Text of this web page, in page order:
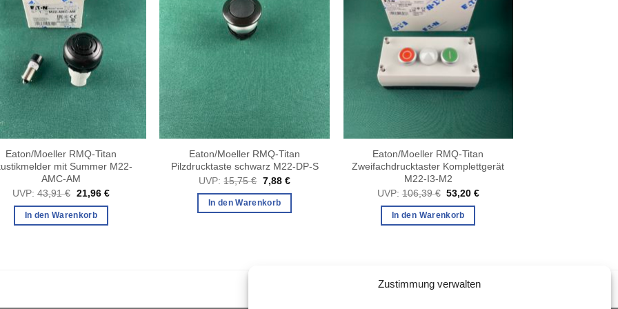
Zustimmung verwalten
Eaton/Moeller RMQ-Titan
mit Summer M22-
AMC-AM
UVP: 43,91€ Ursprünglicher
war:
43,91 €
21,96 €Aktueller
In den Warenkorb
Eaton/Moeller RMQ-Titan
Pilzdrucktaste schwarz M22-DP-S
UVP: 15,75€ Ursprünglicher
war:
15,75 €
7,88 €Aktueller
In den Warenkorb
Eaton/Moeller RMQ-Titan
Zweifachdrucktaster Komplettgerät
M22-I3-M2
UVP: 106,39€ Ursprünglicher
war:
106,39 €
53,20€Aktueller
In den Warenkorb